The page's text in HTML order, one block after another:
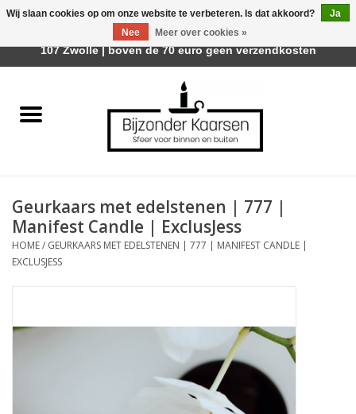
Räder Design Stories
Geurkaarsen
Tafelhaarden
Geurkaars met edelstenen | 777 |
Manifest Candle | ExclusJess
HOME/ GEURKAARS MET EDELSTENEN | 777 | MANIFEST CANDLE |
EXCLUSJESS
Wij slaan cookies op om onze website te verbeteren. Is dat akkoord?
Ja
Nee
Meer over cookies »
Afhalen is mogelijk bij Trotz Woon & Cadeau | Belvederelaan
107 Zwolle | boven de 70 euro geen verzendkosten